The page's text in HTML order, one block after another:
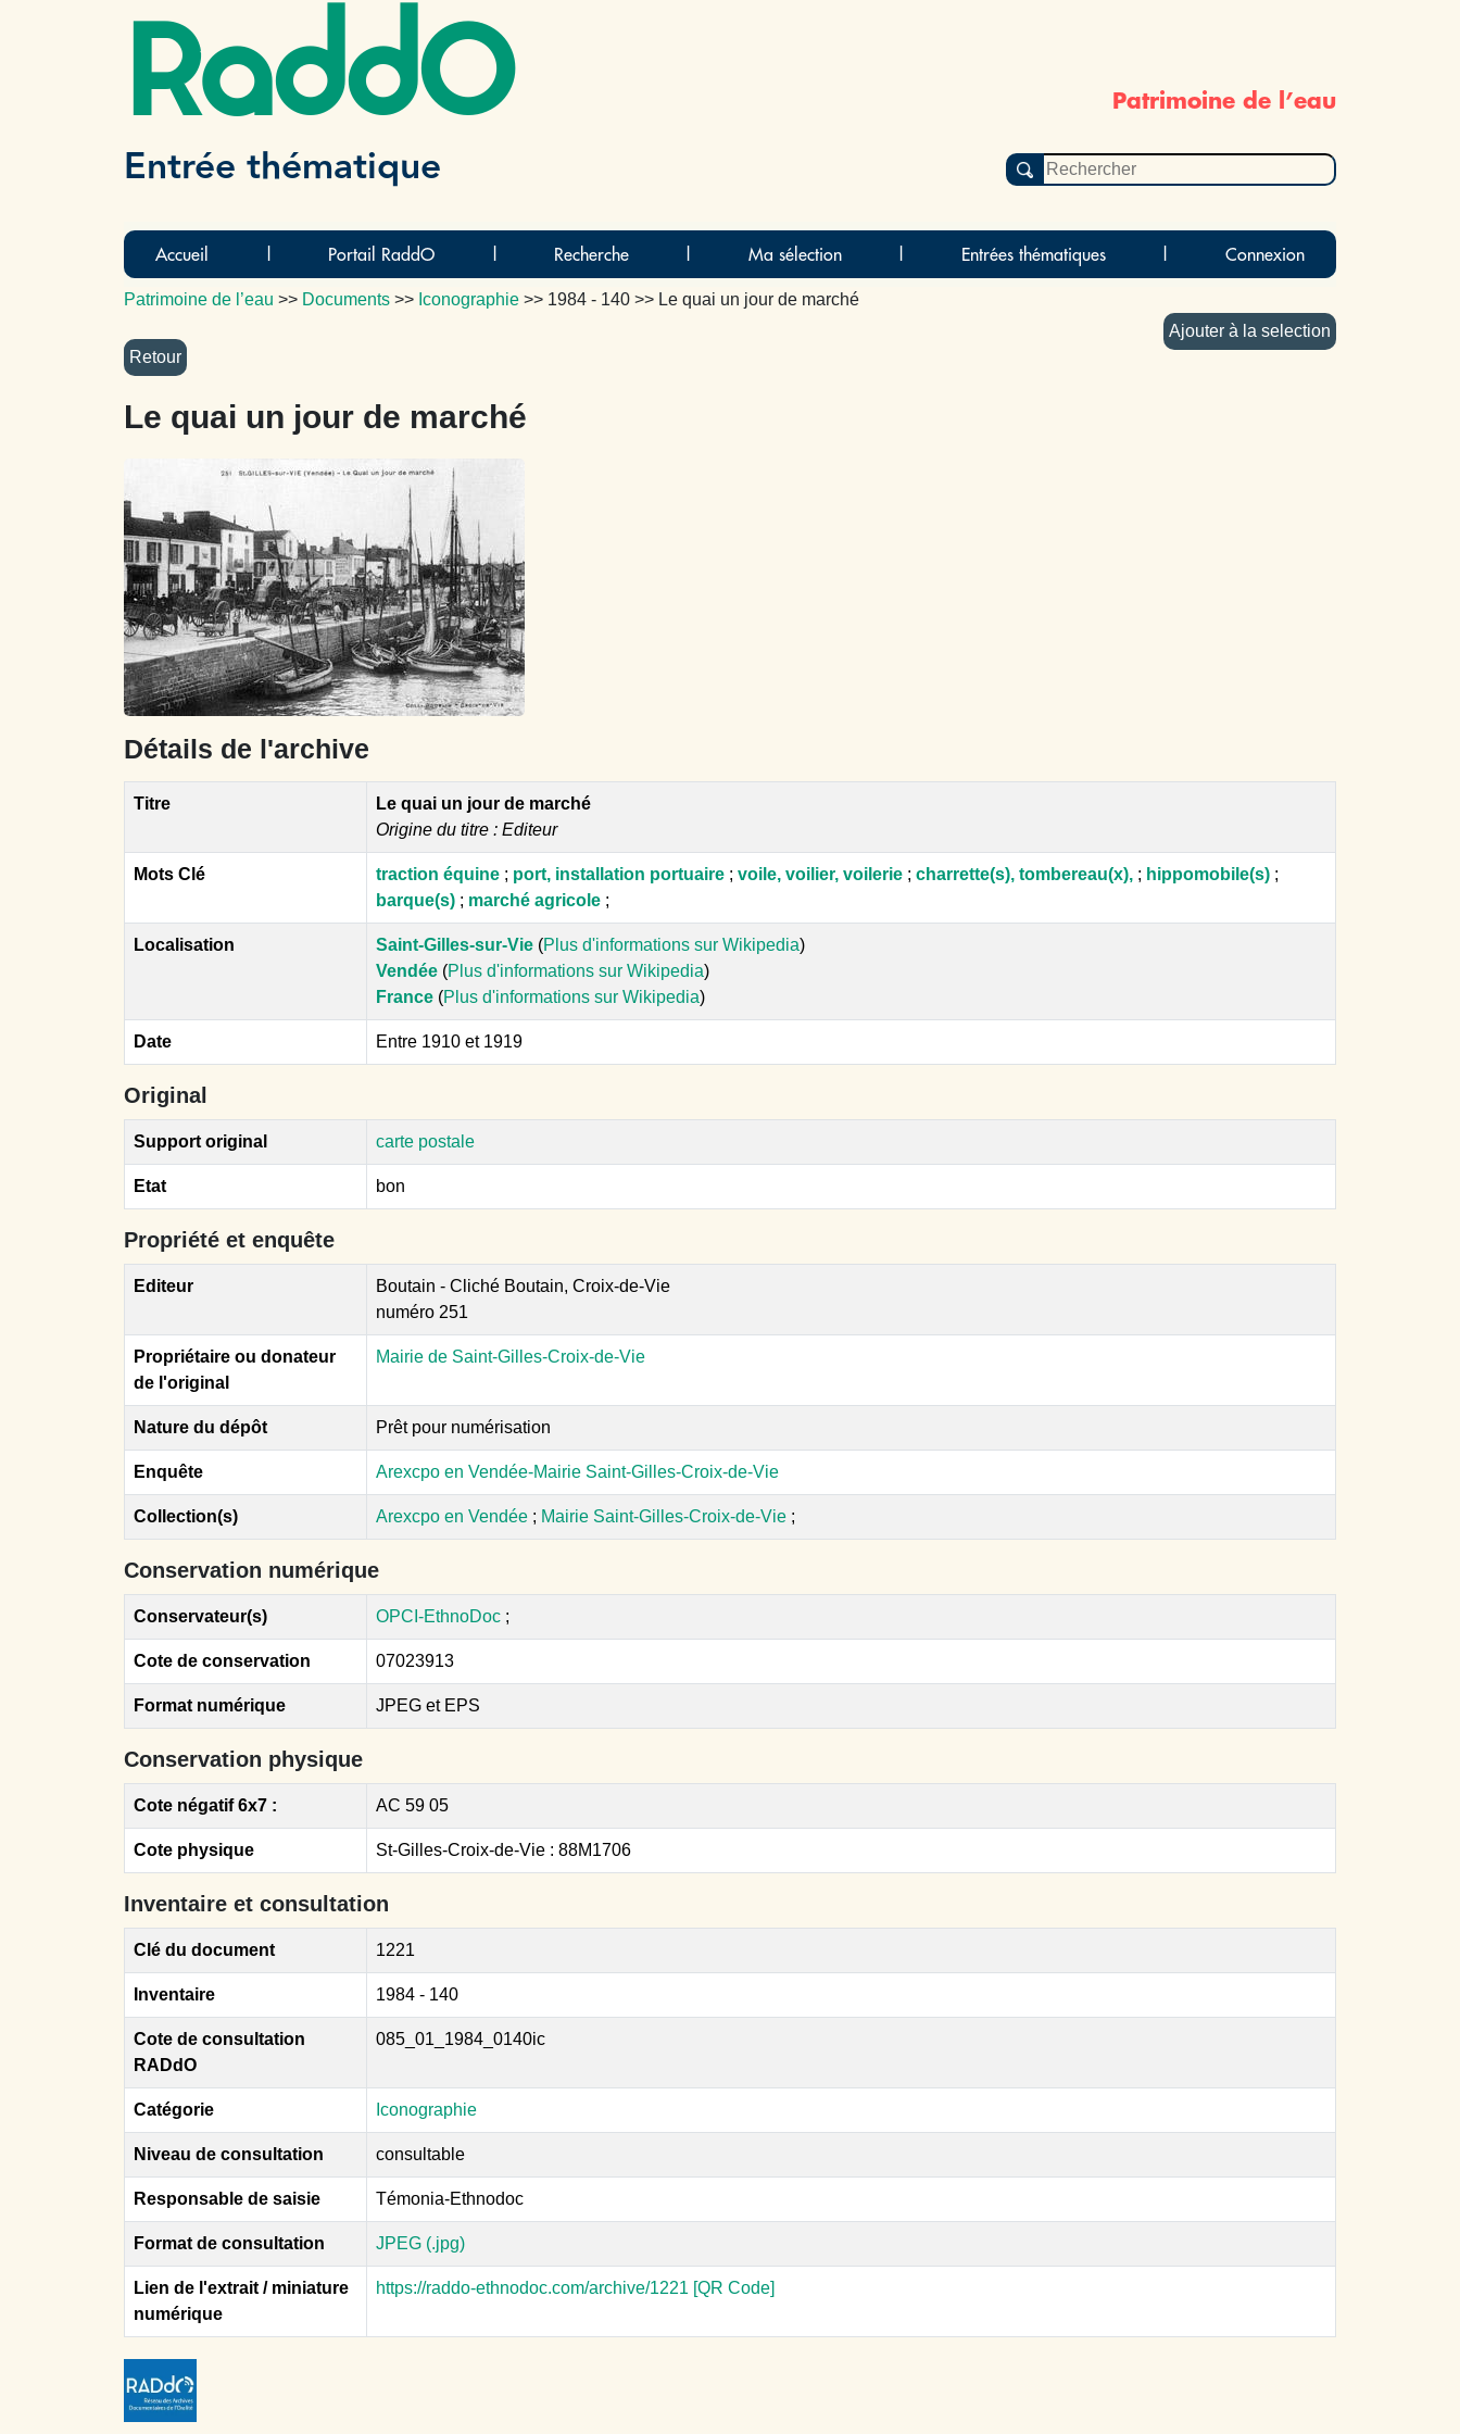
RaddO Patrimoine de l’eau
Entrée thématique
Accueil Portail RaddO Recherche Ma sélection Entrées thématiques Connexion
Patrimoine de l’eau >> Documents >> Iconographie >> 1984 - 140 >> Le quai un jour de marché
Ajouter à la selection
Le quai un jour de marché
Détails de l'archive
Titre
Le quai un jour de marché
Origine du titre : Editeur
Mots Clé traction équine ; port, installation portuaire ; voile, voilier, voilerie ; charrette(s), tombereau(x), ; hippomobile(s) ;
barque(s) ; marché agricole ;
Localisation Saint-Gilles-sur-Vie (Plus d'informations sur Wikipedia)
Vendée (Plus d'informations sur Wikipedia)
France (Plus d'informations sur Wikipedia)
Date Entre 1910 et 1919
Original
Support original carte postale
Etat bon
Propriété et enquête
Editeur
Boutain - Cliché Boutain, Croix-de-Vie
numéro 251
Propriétaire ou donateur
de l'original
Mairie de Saint-Gilles-Croix-de-Vie
Nature du dépôt Prêt pour numérisation
Enquête Arexcpo en Vendée-Mairie Saint-Gilles-Croix-de-Vie
Collection(s) Arexcpo en Vendée ; Mairie Saint-Gilles-Croix-de-Vie ;
Conservation numérique
Conservateur(s) OPCI-EthnoDoc ;
Cote de conservation 07023913
Format numérique JPEG et EPS
Conservation physique
Cote négatif 6x7 : AC 59 05
Cote physique St-Gilles-Croix-de-Vie : 88M1706
Inventaire et consultation
Clé du document 1221
Inventaire 1984 - 140
Cote de consultation
RADdO
085_01_1984_0140ic
Catégorie Iconographie
Niveau de consultation consultable
Responsable de saisie Témonia-Ethnodoc
Format de consultation JPEG (.jpg)
Lien de l'extrait / miniature
numérique
https://raddo-ethnodoc.com/archive/1221 [QR Code]